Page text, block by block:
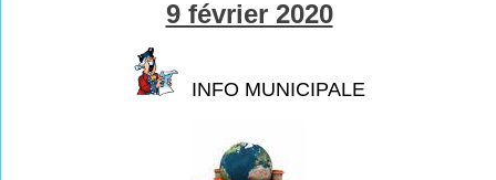
9 février 2020
INFO MUNICIPALE